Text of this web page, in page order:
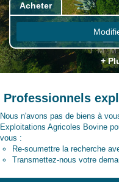
Acheter
+
Professionnels
Nous n'avons pas de biens à
Exploitations Agricoles Bovine
vous :
Re-soumettre la recherche
Transmettez-nous votre